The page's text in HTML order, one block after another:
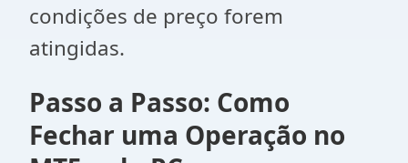
condições de preço forem
atingidas.
Passo a Passo: Como
Fechar uma Operação no